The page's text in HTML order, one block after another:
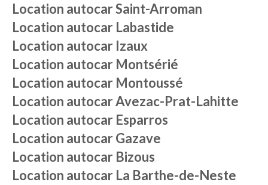
Location autocarSaint-Arroman
Location autocar Labastide
Location autocar Izaux
Location autocar Montsérié
Location autocar Montoussé
Location autocarAvezac-Prat-Lahitte
Location autocar Esparros
Location autocarGazave
Location autocar Bizous
Location autocar La Barthe-de-Neste